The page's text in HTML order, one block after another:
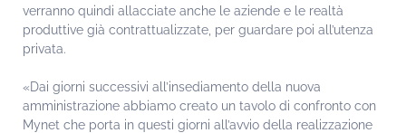
verranno quindi allacciate anche le aziende e le realtà
produttive già contrattualizzate, per guardare poi all’utenza
privata.
«Dai giorni successivi all’insediamento della nuova
amministrazione abbiamo creato un tavolo di confronto con
Mynet che porta in questi giorni all’avvio della realizzazione